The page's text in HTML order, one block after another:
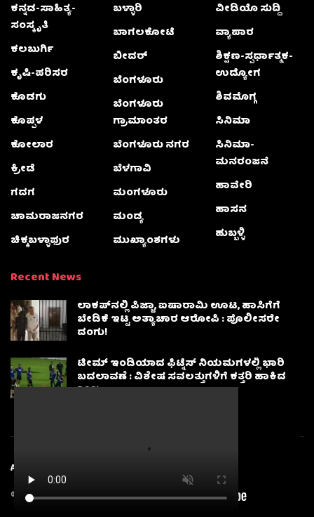
ಕನ್ನಡ-ಸಾಹಿತ್ಯ-
ಸಂಸ್ಕೃತಿ
ಕಲಬುರ್ಗಿ
ಕೃಷಿ-ಪರಿಸರ
ಕೊಡಗು
ಕೊಪ್ಪಳ
ಕೋಲಾರ
ಕ್ರೀಡೆ
ಗದಗ
ಚಾಮರಾಜನಗರ
ಚಿಕ್ಕಬಳ್ಳಾಫುರ
ಬಳ್ಳಾರಿ
ಬಾಗಲಕೋಟೆ
ಬೀದರ್
ಬೆಂಗಳೂರು
ಬೆಂಗಳೂರು
ಗ್ರಾಮಾಂತರ
ಬೆಂಗಳೂರು ನಗರ
ಬೆಳಗಾವಿ
ಮಂಗಳೂರು
ಮಂಡ್ಯ
ಮುಖ್ಯಾಂಶಗಳು
ವೀಡಿಯೊ ಸುದ್ದಿ
ವ್ಯಾಪಾರ
ಶಿಕ್ಷಣ-ಸ್ಪರ್ಧಾತ್ಮಕ-
ಉದ್ಯೋಗ
ಶಿವಮೊಗ್ಗ
ಸಿನಿಮಾ
ಸಿನಿಮಾ-
ಮನರಂಜನೆ
ಹಾವೇರಿ
ಹಾಸನ
ಹುಬ್ಬಳ್ಳಿ
Recent News
ಲಾಕಪ್‌ನಲ್ಲಿ ಪಿಜ್ಜಾ, ಐಷಾರಾಮಿ ಊಟ, ಹಾಸಿಗೆಗೆ
ಬೇಡಿಕೆ ಇಟ್ಟ ಅತ್ಯಾಚಾರ ಆರೋಪಿ : ಪೊಲೀಸರೇ
ದಂಗು!
ಟೀಮ್ ಇಂಡಿಯಾದ ಫಿಟ್ನೆಸ್ ನಿಯಮಗಳಲ್ಲಿ ಭಾರಿ
ಬದಲಾವಣೆ : ವಿಶೇಷ ಸವಲತ್ತುಗಳಿಗೆ ಕತ್ತರಿ ಹಾಕಿದ
BCCI
About
© 2025Karnatakanewsbeat